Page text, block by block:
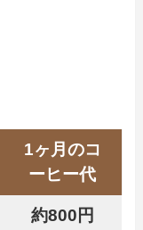
1ヶ月のコ
ーヒー代
約800円